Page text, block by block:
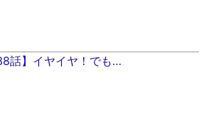
話】イヤイヤ！でも…